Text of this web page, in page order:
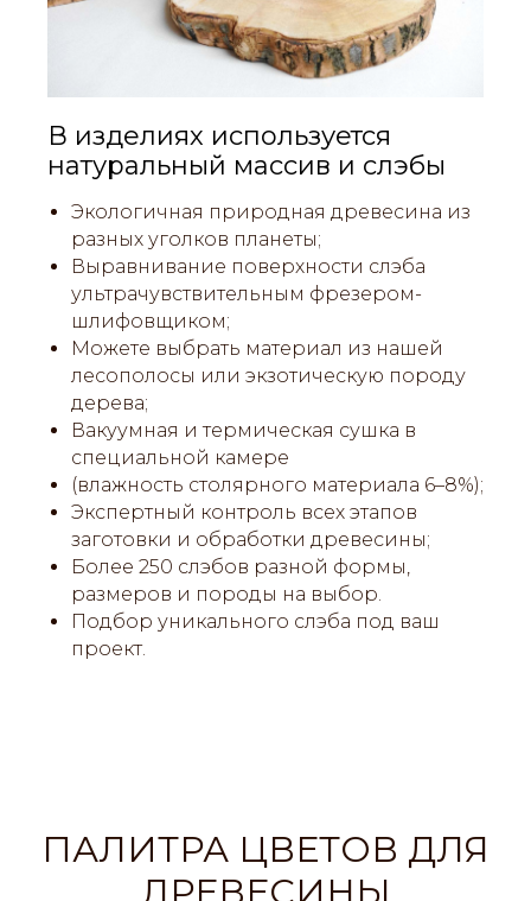
В изделиях используется
натуральный массив и слэбы
Экологичная природная древесина из
разных уголков планеты;
Выравнивание поверхности слэба
ультрачувствительным фрезером-
шлифовщиком;
Можете выбрать материал из нашей
лесополосы или экзотическую породу
дерева;
Вакуумная и термическая сушка в
специальной камере
(влажность столярного материала 6–8%);
Экспертный контроль всех этапов
заготовки и обработки древесины;
Более 250 слэбов разной формы,
размеров и породы на выбор.
Подбор уникального слэба под ваш
проект.
ПАЛИТРА ЦВЕТОВ ДЛЯ